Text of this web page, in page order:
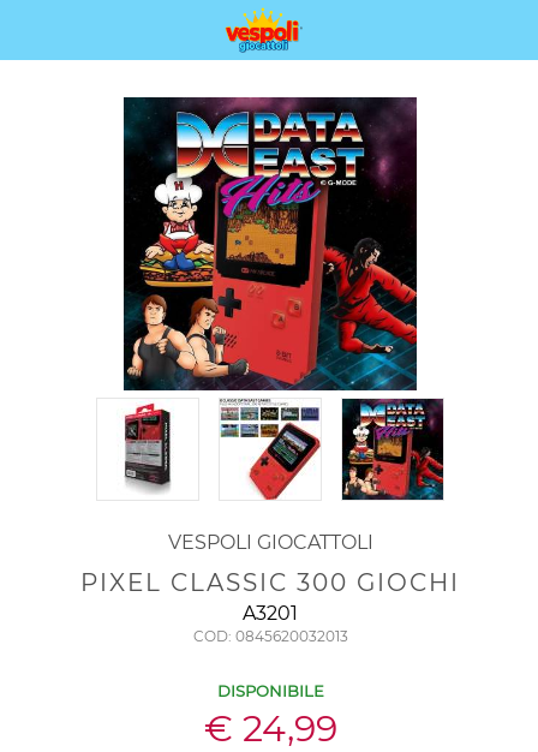
VESPOLI GIOCATTOLI
PIXEL CLASSIC 300 GIOCHI
A3201
COD: 0845620032013
DISPONIBILE
€ 24,99